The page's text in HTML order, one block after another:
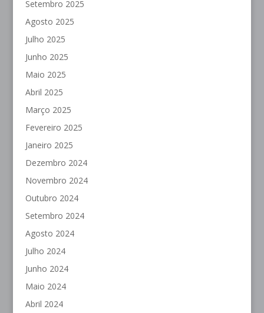
Setembro 2025
Agosto 2025
Julho 2025
Junho 2025
Maio 2025
Abril 2025
Março 2025
Fevereiro 2025
Janeiro 2025
Dezembro 2024
Novembro 2024
Outubro 2024
Setembro 2024
Agosto 2024
Julho 2024
Junho 2024
Maio 2024
Abril 2024